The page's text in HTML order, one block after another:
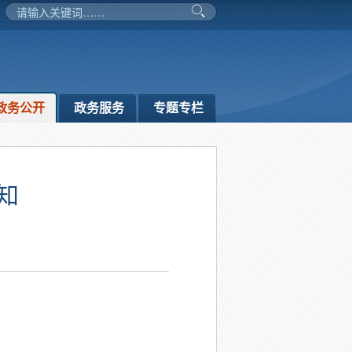
务公开 政务服务 专题专栏